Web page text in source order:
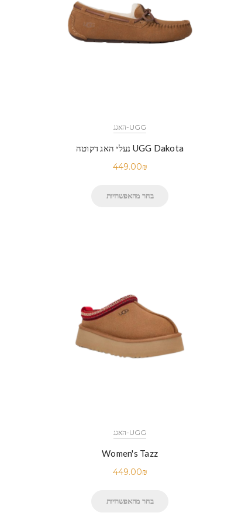
UGG-האגג
UGG Dakota נעלי האג דקוטה
449.00₪
בחר מהאפשרויות
UGG-האגג
Women's Tazz
449.00₪
בחר מהאפשרויות